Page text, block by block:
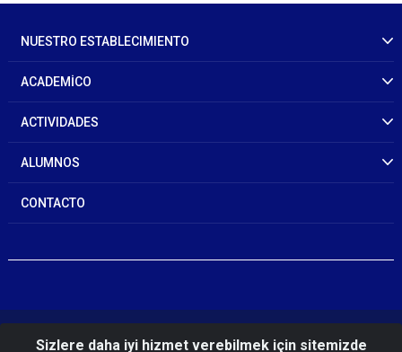
NUESTRO ESTABLECIMIENTO
ACADEMİCO
ACTIVIDADES
ALUMNOS
CONTACTO
© 2026 Gendarmerie And Coast Guard Academy
Sizlere daha iyi hizmet verebilmek için sitemizde